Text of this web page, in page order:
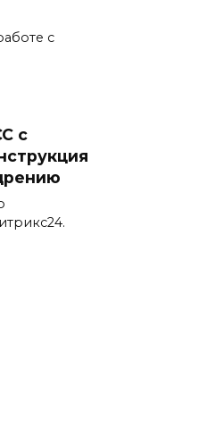
с
с